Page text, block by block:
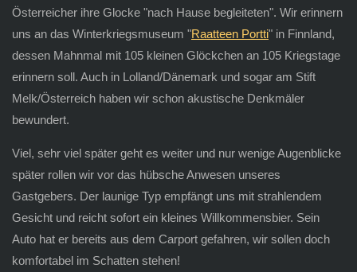
Österreicher ihre Glocke "nach Hause begleiteten". Wir erinnern
uns an das Winterkriegsmuseum "Raatteen Portti" in Finnland,
dessen Mahnmal mit 105 kleinen Glöckchen an 105 Kriegstage
erinnern soll. Auch in Lolland/Dänemark und sogar am Stift
Melk/Österreich haben wir schon akustische Denkmäler
bewundert.
Viel, sehr viel später geht es weiter und nur wenige Augenblicke
später rollen wir vor das hübsche Anwesen unseres
Gastgebers. Der launige Typ empfängt uns mit strahlendem
Gesicht und reicht sofort ein kleines Willkommensbier. Sein
Auto hat er bereits aus dem Carport gefahren, wir sollen doch
komfortabel im Schatten stehen!